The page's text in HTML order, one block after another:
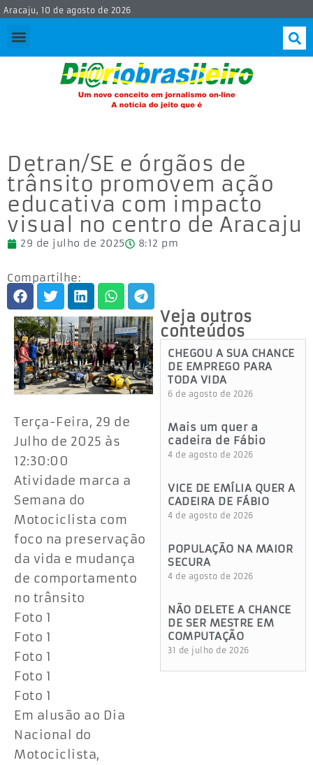
Aracaju, 10 de agosto de 2026
Detran/SE e órgãos de
trânsito promovem ação
educativa com impacto
visual no centro de Aracaju
29 de julho de 2025 8:12 pm
Compartilhe:
Terça-Feira, 29 de
Julho de 2025 às
12:30:00
Atividade marca a
Semana do
Motociclista com
foco na preservação
da vida e mudança
de comportamento
no trânsito
Foto 1
Foto 1
Foto 1
Foto 1
Foto 1
Em alusão ao Dia
Nacional do
Motociclista,
Veja outros
conteúdos
CHEGOU A SUA CHANCE
DE EMPREGO PARA
TODA VIDA
6 de agosto de 2026
Mais um quer a
cadeira de Fábio
4 de agosto de 2026
VICE DE EMÍLIA QUER A
CADEIRA DE FÁBIO
4 de agosto de 2026
POPULAÇÃO NA MAIOR
SECURA
4 de agosto de 2026
NÃO DELETE A CHANCE
DE SER MESTRE EM
COMPUTAÇÃO
31 de julho de 2026